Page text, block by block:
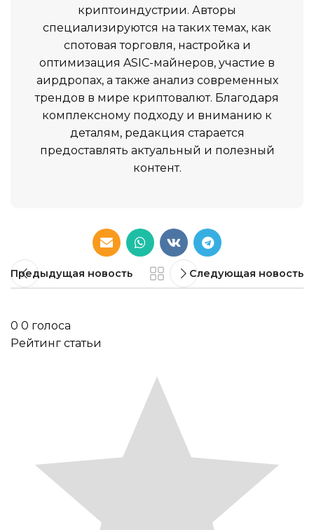
криптоиндустрии. Авторы
специализируются на таких темах, как
спотовая торговля, настройка и
оптимизация ASIC-майнеров, участие в
аирдропах, а также анализ современных
трендов в мире криптовалют. Благодаря
комплексному подходу и вниманию к
деталям, редакция старается
предоставлять актуальный и полезный
контент.
Предыдущая новость Следующая новость
0 0 голоса
Рейтинг статьи